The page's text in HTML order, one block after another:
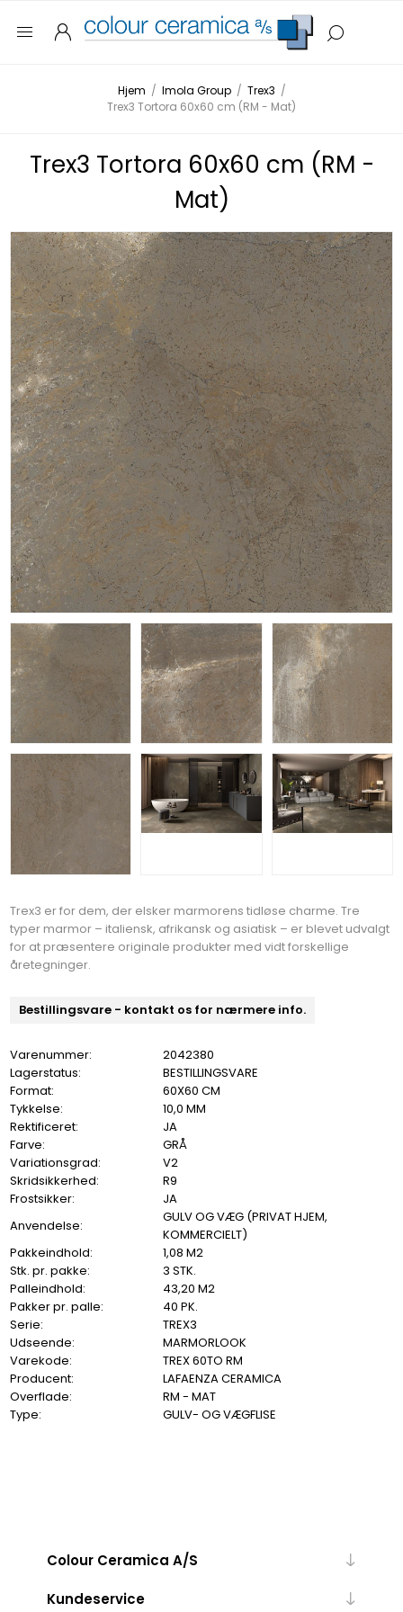
Hjem / Imola Group / Trex3 /
Trex3 Tortora 60x60 cm (RM - Mat)
Trex3 Tortora 60x60 cm (RM -
Mat)
Trex3 er for dem, der elsker marmorens tidløse charme. Tre
typer marmor – italiensk, afrikansk og asiatisk – er blevet udvalgt
for at præsentere originale produkter med vidt forskellige
åretegninger.
Bestillingsvare - kontakt os for nærmere info.
Varenummer:
2042380
Lagerstatus:
BESTILLINGSVARE
Format:
60X60 CM
Tykkelse:
10,0 MM
Rektificeret:
JA
Farve:
GRÅ
Variationsgrad:
V2
Skridsikkerhed:
R9
Frostsikker:
JA
Anvendelse:
GULV OG VÆG (PRIVAT HJEM,
KOMMERCIELT)
Pakkeindhold:
1,08 M2
Stk. pr. pakke:
3 STK.
Palleindhold:
43,20 M2
Pakker pr. palle:
40 PK.
Serie:
TREX3
Udseende:
MARMORLOOK
Varekode:
TREX 60TO RM
Producent:
LAFAENZA CERAMICA
Overflade:
RM - MAT
Type:
GULV- OG VÆGFLISE
Colour Ceramica A/S
Kundeservice